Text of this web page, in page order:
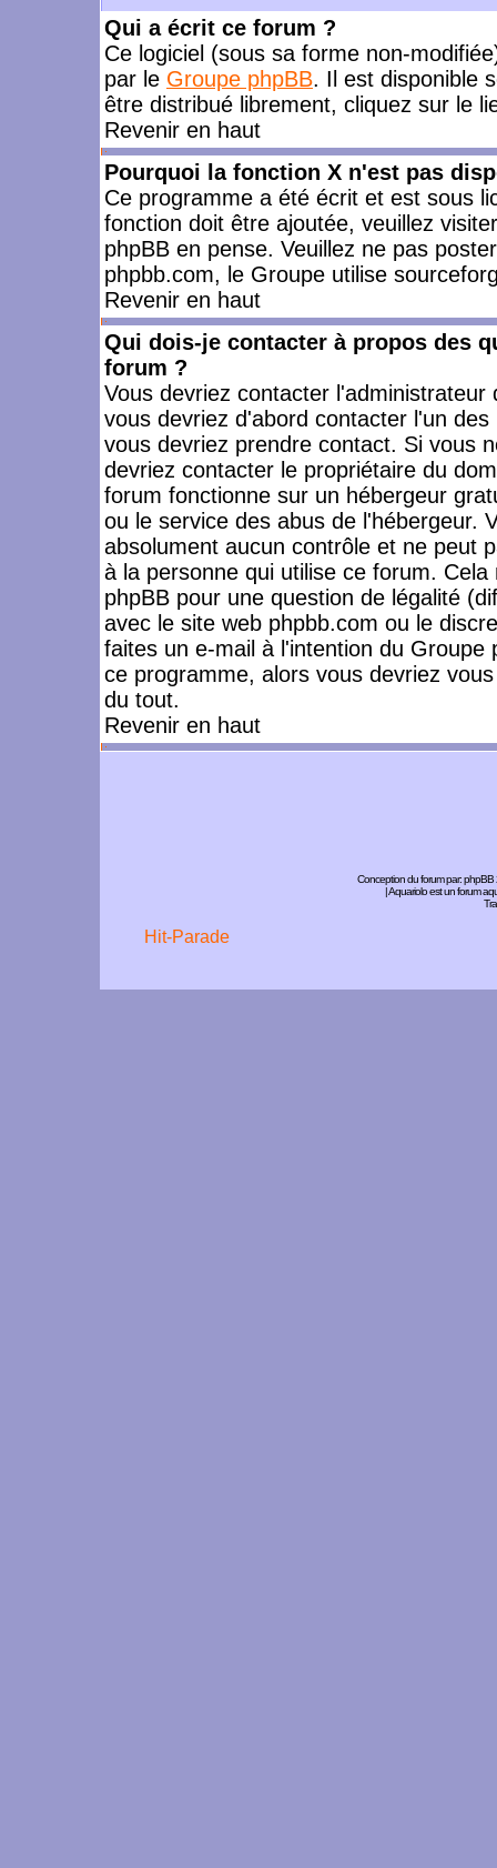
Qui a écrit ce forum ?
Ce logiciel (sous sa forme non-
par le Groupe phpBB. Il est disponible
être distribué librement, cliquez sur le
Revenir en haut
Pourquoi la fonction X n'est pas
Ce programme a été écrit et est sous
fonction doit être ajoutée, veuillez
phpBB en pense. Veuillez ne pas
phpbb.com, le Groupe utilise
Revenir en haut
Qui dois-je contacter à propos des
forum ?
Vous devriez contacter
vous devriez d'abord contacter l'un
vous devriez prendre contact. Si vous
devriez contacter le propriétaire du
forum fonctionne sur un hébergeur
ou le service des abus de l'hébergeur.
absolument aucun contrôle et ne peut
à la personne qui utilise ce forum.
phpBB pour une question de légalité
avec le site web phpbb.com ou le
faites un e-mail à l'intention du
ce programme, alors vous devriez
du tout.
Revenir en haut
Conception du forum par:phpBB
| Aquariolo est un forum